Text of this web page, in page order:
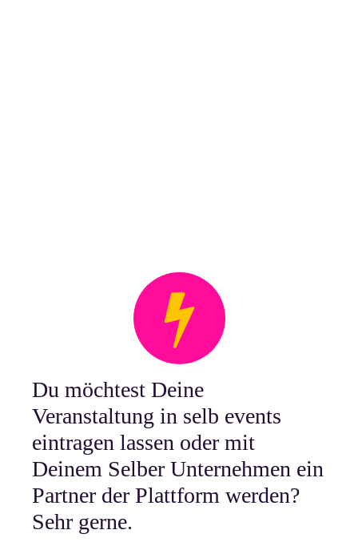
Du möchtest Deine
Veranstaltung in selb events
eintragen lassen oder mit
Deinem Selber Unternehmen ein
Partner der Plattform werden?
Sehr gerne.